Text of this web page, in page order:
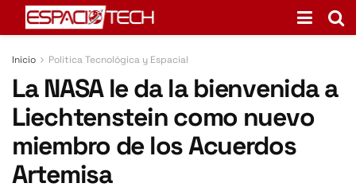
Inicio Politica Tecnológica y Espacial
La NASA le da la bienvenida a
Liechtenstein como nuevo
miembro de los Acuerdos
Artemisa